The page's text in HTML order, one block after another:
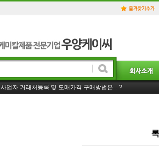
회원등급 및 혜택
홈페이지 일부 리뉴얼! 더욱 더 좋은 서비스를 제공하겠습니다